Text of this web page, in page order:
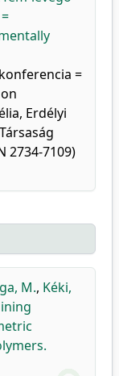
=
Erdélyi
2734-7109)
M., Kéki,